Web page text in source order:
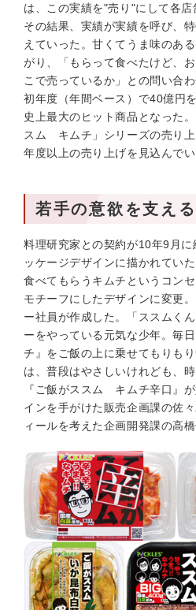
は、この実績を"売り"にして各店
その結果、実績が実績を呼び、
えていった。甘くてうま味のあ
がり、「もらって食べたけど、
こで売っているか」との問い合
初年度（年間ベース）で40億円
史上最大のヒット商品となった
スム キムチ」シリーズの売り
年度以上の売り上げを見込んでい
若手の意欲を支え
料理研究家との契約が10年9月
ッケージデザインに描かれてい
食べてもらうキムチというコン
モチーフにしたデザインに変更
ー社員が作成した。「ススムく
ーをやっている元気な少年。毎
チ』をご飯の上に乗せてもりも
は、普段はやさしいけれども、
『ご飯がススム キムチ辛口』
インを手がけた販売企画課の佐
ィールを考えた企画開発課の高